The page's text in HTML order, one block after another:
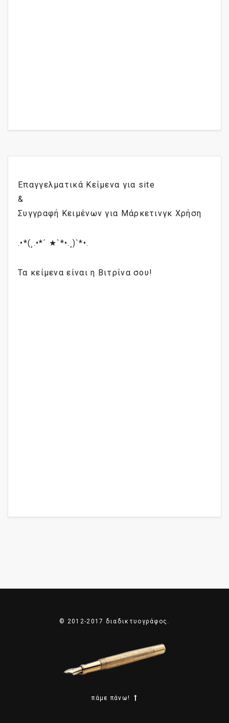
Επαγγελματικά Κείμενα για site
&
Συγγραφή Κειμένων για Μάρκετινγκ Χρήση
.•*(¸.•*´ ★`*•.¸)`*•.
Τα κείμενα είναι η Βιτρίνα σου!
© 2012-2017 διαδικτυογράφος.
πάμε πάνω!